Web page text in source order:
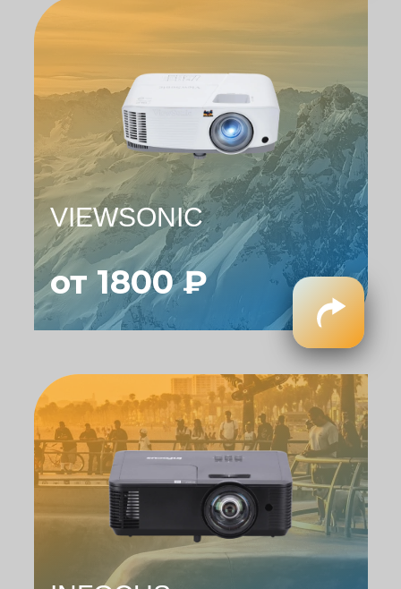
VIEWSONIC
от 1800 ₽